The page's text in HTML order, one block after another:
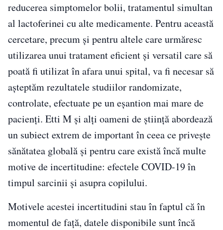
reducerea simptomelor bolii, tratamentul simultan
al lactoferinei cu alte medicamente. Pentru această
cercetare, precum și pentru altele care urmăresc
utilizarea unui tratament eficient și versatil care să
poată fi utilizat în afara unui spital, va fi necesar să
așteptăm rezultatele studiilor randomizate,
controlate, efectuate pe un eșantion mai mare de
pacienți. Etti M și alți oameni de ştiinţă abordează
un subiect extrem de important în ceea ce privește
sănătatea globală și pentru care există încă multe
motive de incertitudine: efectele COVID-19 în
timpul sarcinii și asupra copilului.
Motivele acestei incertitudini stau în faptul că în
momentul de față, datele disponibile sunt încă